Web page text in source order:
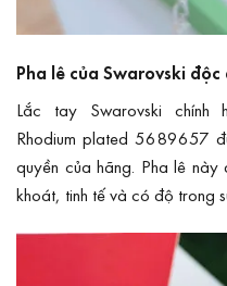
Pha lê của Swarovski độc
Lắc tay Swarovski chính
Rhodium plated 5689657
quyền của hãng. Pha lê
khoát, tinh tế và có độ trong